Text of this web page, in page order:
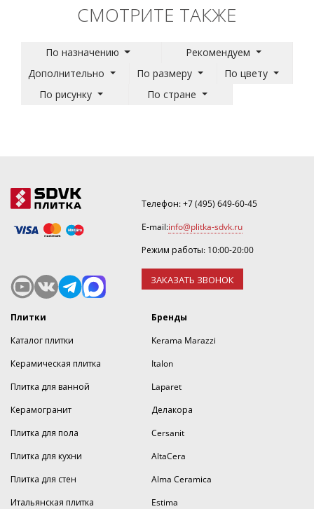
СМОТРИТЕ ТАКЖЕ
По назначению
Рекомендуем
Дополнительно
По размеру
По цвету
По рисунку
По стране
Телефон:+7 (495) 649-60-45
E-mail:info@plitka-sdvk.ru
Режим работы: 10:00-20:00
ЗАКАЗАТЬ ЗВОНОК
Плитки
Каталог плитки
Керамическая плитка
Плитка для ванной
Керамогранит
Плитка для пола
Плитка для кухни
Плитка для стен
Итальянская плитка
Бренды
Kerama Marazzi
Italon
Laparet
Делакора
Cersanit
AltaCera
Alma Ceramica
Estima